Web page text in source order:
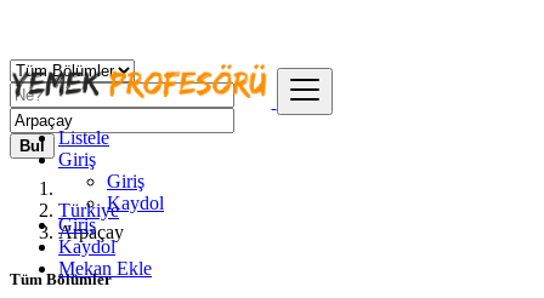
Listele
Giriş
Giriş
Kaydol
Giriş
Kaydol
Mekan Ekle
Bul
Türkiye
Arpaçay
Tüm Bölümler